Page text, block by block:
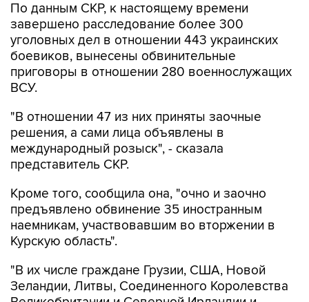
По данным СКР, к настоящему времени
завершено расследование более 300
уголовных дел в отношении 443 украинских
боевиков, вынесены обвинительные
приговоры в отношении 280 военнослужащих
ВСУ.
"В отношении 47 из них приняты заочные
решения, а сами лица объявлены в
международный розыск", - сказала
представитель СКР.
Кроме того, сообщила она, "очно и заочно
предъявлено обвинение 35 иностранным
наемникам, участвовавшим во вторжении в
Курскую область".
"В их числе граждане Грузии, США, Новой
Зеландии, Литвы, Соединенного Королевства